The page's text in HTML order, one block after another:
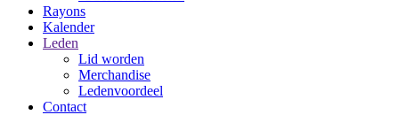
Rayons
Kalender
Leden
Lid worden
Merchandise
Ledenvoordeel
Contact